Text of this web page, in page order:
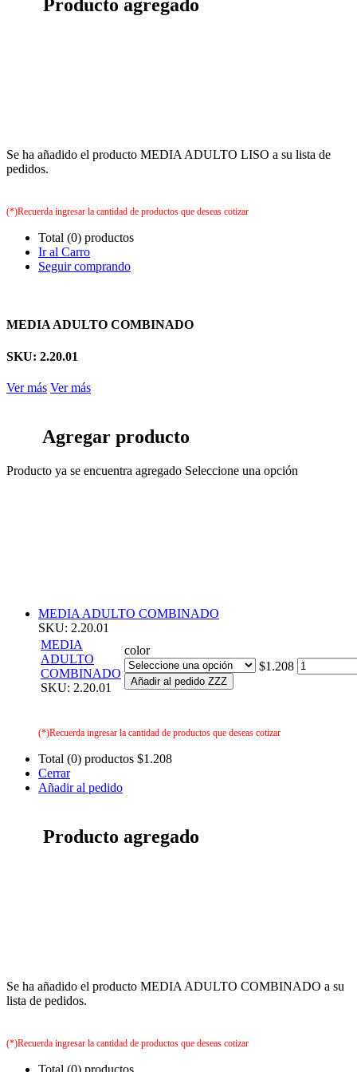
Producto agregado
Se ha añadido el producto MEDIA ADULTO LISO a su lista de
pedidos.
(*)Recuerda ingresar la cantidad de productos que deseas cotizar
Total (0) productos
Ir al Carro
Seguir comprando
MEDIA ADULTO COMBINADO
SKU: 2.20.01
Ver más Ver más
Agregar producto
Producto ya se encuentra agregado Seleccione una opción
MEDIA ADULTO COMBINADO
SKU: 2.20.01
MEDIA
ADULTO
COMBINADO
SKU: 2.20.01
color
Añadir al pedido ZZZ
$1.208
(*)Recuerda ingresar la cantidad de productos que deseas cotizar
Total (0) productos $1.208
Cerrar
Añadir al pedido
Producto agregado
Se ha añadido el producto MEDIA ADULTO COMBINADO a su
lista de pedidos.
(*)Recuerda ingresar la cantidad de productos que deseas cotizar
Total (0) productos